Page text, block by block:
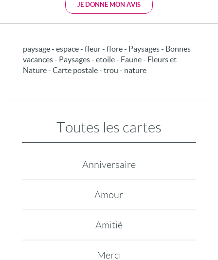
JE DONNE MON AVIS
paysage - espace - fleur - flore - Paysages - Bonnes
vacances - Paysages - etoile - Faune - Fleurs et
Nature - Carte postale - trou - nature
Toutes les cartes
Anniversaire
Amour
Amitié
Merci